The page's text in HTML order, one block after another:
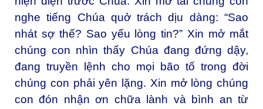
nghe tiếng Chúa quở trách dịu dàng: “Sao
nhát sợ thế? Sao yếu lòng tin?” Xin mở mắt
chúng con nhìn thấy Chúa đang đứng dậy,
đang truyền lệnh cho mọi bão tố trong đời
chúng con phải yên lặng. Xin mở lòng chúng
con đón nhận ơn chữa lành và bình an từ